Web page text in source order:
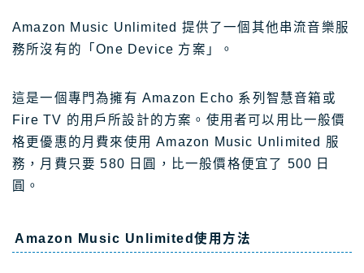
Amazon Music Unlimited 提供了一個其他串流音樂服
務所沒有的「One Device 方案」。
這是一個專門為擁有 Amazon Echo 系列智慧音箱或
Fire TV 的用戶所設計的方案。使用者可以用比一般價
格更優惠的月費來使用 Amazon Music Unlimited 服
務，月費只要 580 日圓，比一般價格便宜了 500 日
圓。
Amazon Music Unlimited使用方法